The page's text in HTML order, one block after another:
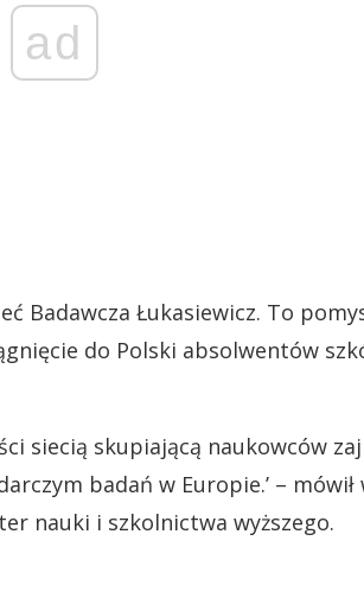
ad
Badawcza Łukasiewicz. To
do Polski absolwentów
siecią skupiającą naukowców
badań w Europie.’ – mówił
nauki i szkolnictwa wyższego.